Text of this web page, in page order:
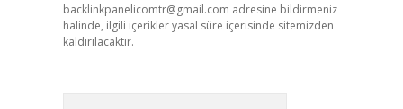
backlinkpanelicomtr@gmail.com adresine bildirmeniz
halinde, ilgili içerikler yasal süre içerisinde sitemizden
kaldırılacaktır.